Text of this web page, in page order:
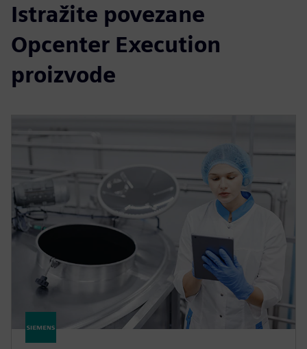
Istražite povezane
Opcenter Execution
proizvode